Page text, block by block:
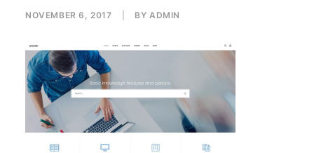
NOVEMBER 6, 2017 BYADMIN